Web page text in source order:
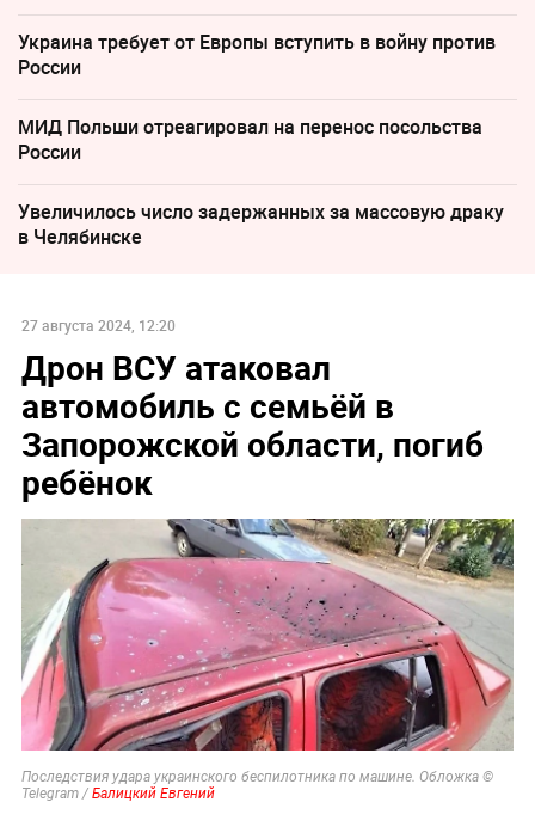
Украина требует от Европы вступить в войну против
России
МИД Польши отреагировал на перенос посольства
России
Увеличилось число задержанных за массовую драку
в Челябинске
27 августа 2024, 12:20
Дрон ВСУ атаковал
автомобиль с семьёй в
Запорожской области, погиб
ребёнок
Последствия удара украинского беспилотника по машине. Обложка ©
Telegram / Балицкий Евгений